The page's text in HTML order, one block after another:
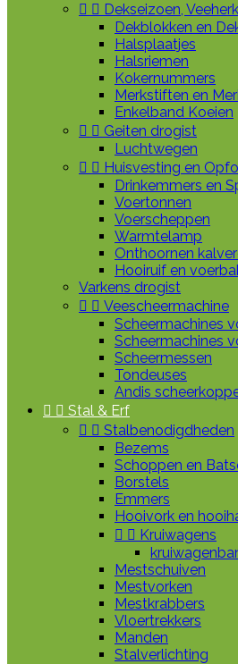
  Dekseizoen,
Dekblokken en
Halsplaatjes
Halsriemen
Kokernummers
Merkstiften en
Enkelband Koeien
  Geiten drogist
Luchtwegen
  Huisvesting en
Drinkemmers en
Voertonnen
Voerscheppen
Warmtelamp
Onthoornen
Hooiruif en
Varkens drogist
  Veescheermachine
Scheermachines
Scheermachines
Scheermessen
Tondeuses
Andis
  Stal & Erf
  Stalbenodigdheden
Bezems
Schoppen en
Borstels
Emmers
Hooivork en
  Kruiwagens
Mestschuiven
Mestvorken
Mestkrabbers
Vloertrekkers
Manden
Stalverlichting